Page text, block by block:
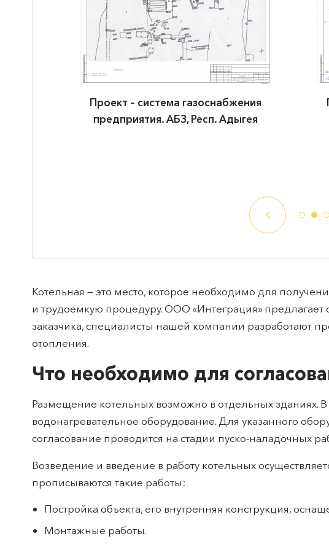
Котельная — это место, которое необходимо для
и трудоемкую процедуру. ООО «Интеграция» предлагает
заказчика, специалисты нашей компании разработают
отопления.
Что необходимо для
Размещение котельных возможно в отдельных зданиях.
водонагревательное оборудование. Для указанного
согласование проводится на стадии пуско-наладочных
Возведение и введение в работу котельных
прописываются такие работы:
Постройка объекта, его внутренняя конструкция,
Монтажные работы.
Проект – система газоснабжения
предприятия. АБЗ, Респ. Адыгея